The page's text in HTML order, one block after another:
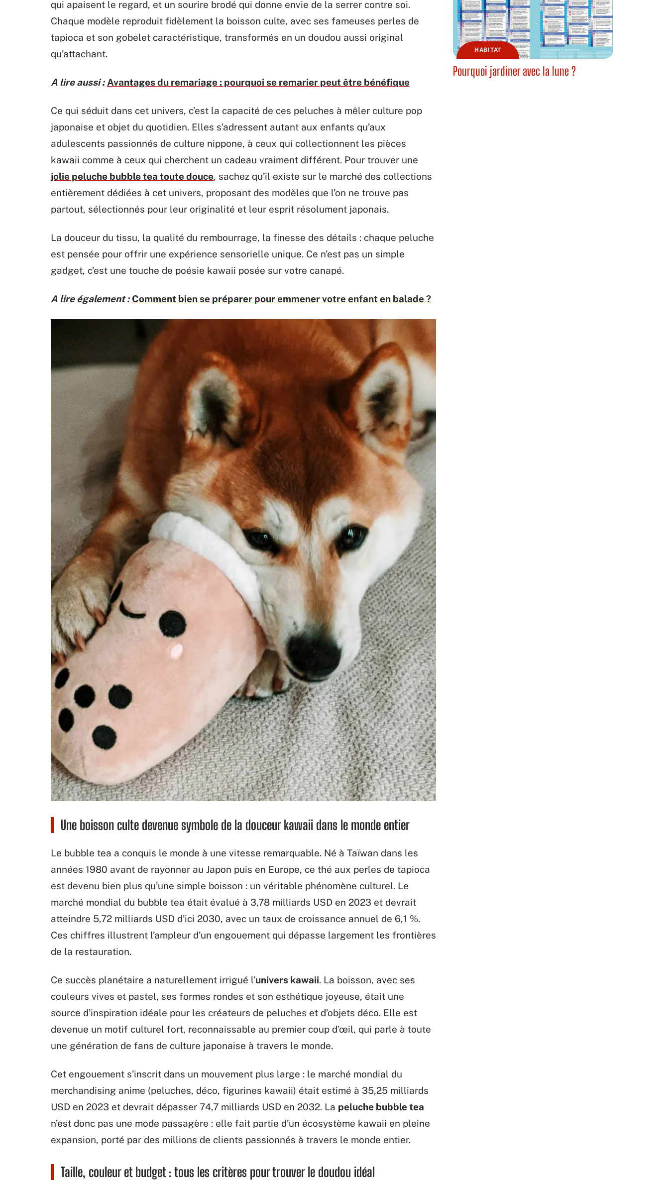
qui apaisent le regard, et un sourire brodé qui donne envie de la serrer contre soi.
Chaque modèle reproduit fidèlement la boisson culte, avec ses fameuses perles de
tapioca et son gobelet caractéristique, transformés en un doudou aussi original
qu’attachant.
A lire aussi : Avantages du remariage : pourquoi se remarier peut être bénéfique
Ce qui séduit dans cet univers, c’est la capacité de ces peluches à mêler culture pop
japonaise et objet du quotidien. Elles s’adressent autant aux enfants qu’aux
adulescents passionnés de culture nippone, à ceux qui collectionnent les pièces
kawaii comme à ceux qui cherchent un cadeau vraiment différent. Pour trouver une
jolie peluche bubble tea toute douce, sachez qu’il existe sur le marché des collections
entièrement dédiées à cet univers, proposant des modèles que l’on ne trouve pas
partout, sélectionnés pour leur originalité et leur esprit résolument japonais.
La douceur du tissu, la qualité du rembourrage, la finesse des détails : chaque peluche
est pensée pour offrir une expérience sensorielle unique. Ce n’est pas un simple
gadget, c’est une touche de poésie kawaii posée sur votre canapé.
A lire également : Comment bien se préparer pour emmener votre enfant en balade ?
Une boisson culte devenue symbole de la douceur kawaii dans le monde entier
Le bubble tea a conquis le monde à une vitesse remarquable. Né à Taïwan dans les
années 1980 avant de rayonner au Japon puis en Europe, ce thé aux perles de tapioca
est devenu bien plus qu’une simple boisson : un véritable phénomène culturel. Le
marché mondial du bubble tea était évalué à 3,78 milliards USD en 2023 et devrait
atteindre 5,72 milliards USD d’ici 2030, avec un taux de croissance annuel de 6,1 %.
Ces chiffres illustrent l’ampleur d’un engouement qui dépasse largement les frontières
de la restauration.
Ce succès planétaire a naturellement irrigué l’univers kawaii. La boisson, avec ses
couleurs vives et pastel, ses formes rondes et son esthétique joyeuse, était une
source d’inspiration idéale pour les créateurs de peluches et d’objets déco. Elle est
devenue un motif culturel fort, reconnaissable au premier coup d’œil, qui parle à toute
une génération de fans de culture japonaise à travers le monde.
Cet engouement s’inscrit dans un mouvement plus large : le marché mondial du
merchandising anime (peluches, déco, figurines kawaii) était estimé à 35,25 milliards
USD en 2023 et devrait dépasser 74,7 milliards USD en 2032. La peluche bubble tea
n’est donc pas une mode passagère : elle fait partie d’un écosystème kawaii en pleine
expansion, porté par des millions de clients passionnés à travers le monde entier.
Taille, couleur et budget : tous les critères pour trouver le doudou idéal
HABITAT
Pourquoi jardiner avec la lune ?